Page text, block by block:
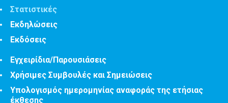
Στατιστικές
Εκδηλώσεις
Εκδόσεις
Εγχειρίδια/Παρουσιάσεις
Χρήσιμες Συμβουλές και Σημειώσεις
Υπολογισμός ημερομηνίας αναφοράς της ετήσιας
έκθεσης